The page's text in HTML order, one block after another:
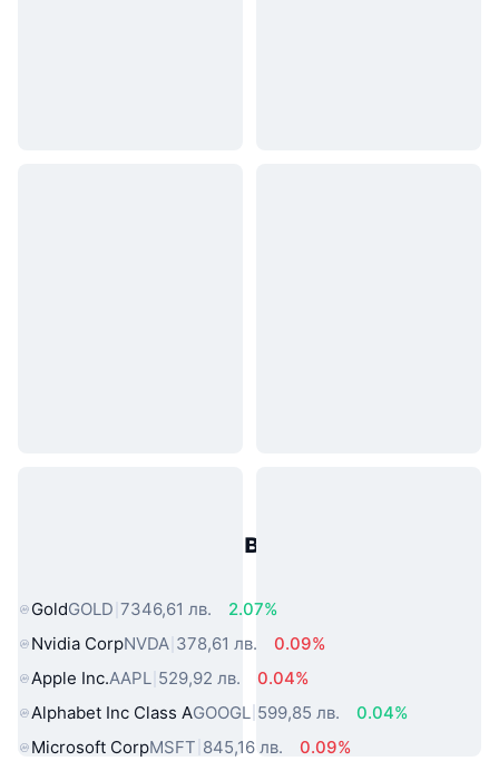
Популярни активи от реалния
GoldGOLD 7346,61 лв.
2.07%
Nvidia CorpNVDA 378,61 лв.
0.09%
Apple Inc.AAPL 529,92 лв.
0.04%
Alphabet Inc Class AGOOGL 599,85 лв.
0.04%
Microsoft CorpMSFT 845,16 лв. 0.09%